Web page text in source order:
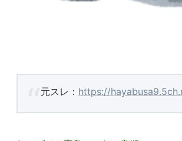
元スレ： https://